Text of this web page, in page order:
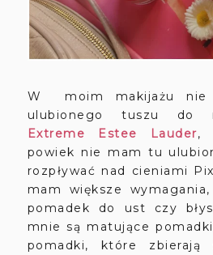
W moim makijażu nie
ulubionego tuszu do
Extreme Estee Lauder,
powiek nie mam tu
rozpływać nad cieniami
mam większe
pomadek do ust czy
mnie są matujące
pomadki, które zbierają